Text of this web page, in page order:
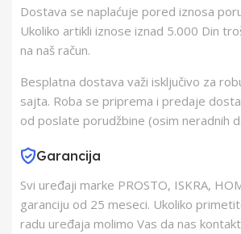
Zemlja Uvoza
Barkod
Dostava se naplaćuje pored iznosa
Ukoliko artikli iznose iznad 5.000 Din
na naš račun.
Besplatna dostava važi isključivo za
sajta. Roba se priprema i predaje
od poslate porudžbine (osim neradnih
Garancija
Svi uređaji marke PROSTO, ISKRA,
garanciju od 25 meseci. Ukoliko
radu uređaja molimo Vas da nas